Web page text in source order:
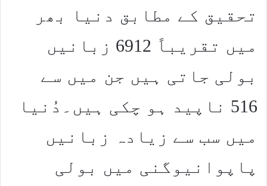
تحقیق کے مطابق دنیا بھر
میں تقریباً 6912 زبانیں
بولی جاتی ہیں جن میں سے
516 ناپید ہو چکی ہیں۔دُنیا
میں سب سے زیادہ زبانیں
پاپوانیوگنی میں بولی